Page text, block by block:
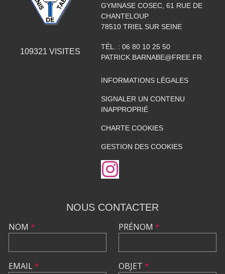
109321 VISITES
GYMNASE COSEC, 61 RUE DE
CHANTELOUP
78510 TRIEL SUR SEINE
TÉL. : 06 80 10 25 50
PATRICK.BARNABE@FREE.FR
INFORMATIONS LÉGALES
SIGNALER UN CONTENU
INAPPROPRIÉ
CHARTE COOKIES
GESTION DES COOKIES
NOUS CONTACTER
NOM *
EMAIL*
PRÉNOM *
OBJET *